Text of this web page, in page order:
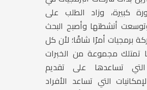
كبيرة، وزاد الطلب على
أنشطتها وأصبح البحث
برمجيات أمرًا شاقًا؛ لأن كل
تمتلك مجموعة من الخبرات
التي تساعدها على تقديم
التي تساعد الأفراد